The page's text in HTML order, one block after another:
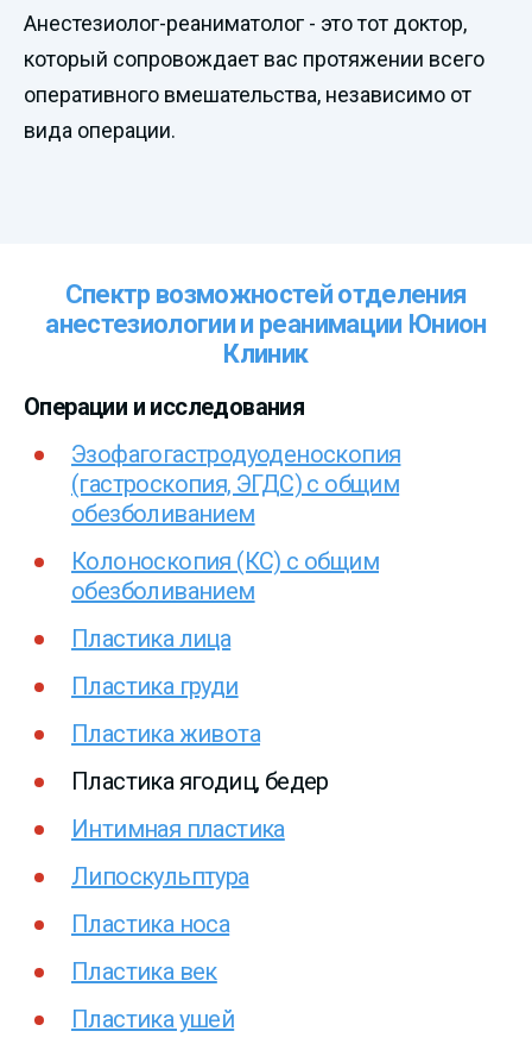
Анестезиолог-реаниматолог - это тот доктор,
который сопровождает вас протяжении всего
оперативного вмешательства, независимо от
вида операции.
Спектр возможностей отделения
анестезиологии и реанимации Юнион
Клиник
Операции и исследования
Эзофагогастродуоденоскопия
(гастроскопия, ЭГДС) с общим
обезболиванием
Колоноскопия (КС) с общим
обезболиванием
Пластика лица
Пластика груди
Пластика живота
Пластика ягодиц, бедер
Интимная пластика
Липоскульптура
Пластика носа
Пластика век
Пластика ушей